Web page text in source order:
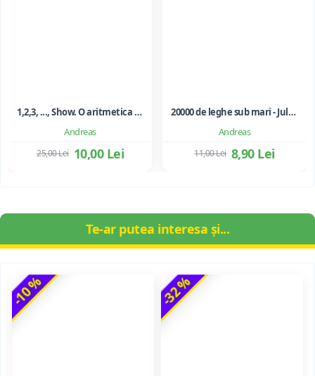
Andreas
1,2,3, ..., Show. O aritmetica emotionala, o poezie a matematicii - Ioan Dancila
10,00 Lei
25,00 Lei
Andreas
20000 de leghe sub mari - Jules Verne
8,90 Lei
11,00 Lei
Te-ar putea interesa și...
-10 % -32 %